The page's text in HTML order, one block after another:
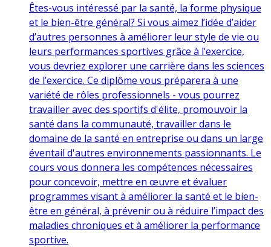
Êtes-vous intéressé par la santé, la forme physique
et le bien-être général? Si vous aimez l’idée d’aider
d’autres personnes à améliorer leur style de vie ou
leurs performances sportives grâce à l’exercice,
vous devriez explorer une carrière dans les sciences
de l’exercice. Ce diplôme vous préparera à une
variété de rôles professionnels - vous pourrez
travailler avec des sportifs d'élite, promouvoir la
santé dans la communauté, travailler dans le
domaine de la santé en entreprise ou dans un large
éventail d'autres environnements passionnants. Le
cours vous donnera les compétences nécessaires
pour concevoir, mettre en œuvre et évaluer
programmes visant à améliorer la santé et le bien-
être en général, à prévenir ou à réduire l’impact des
maladies chroniques et à améliorer la performance
sportive.